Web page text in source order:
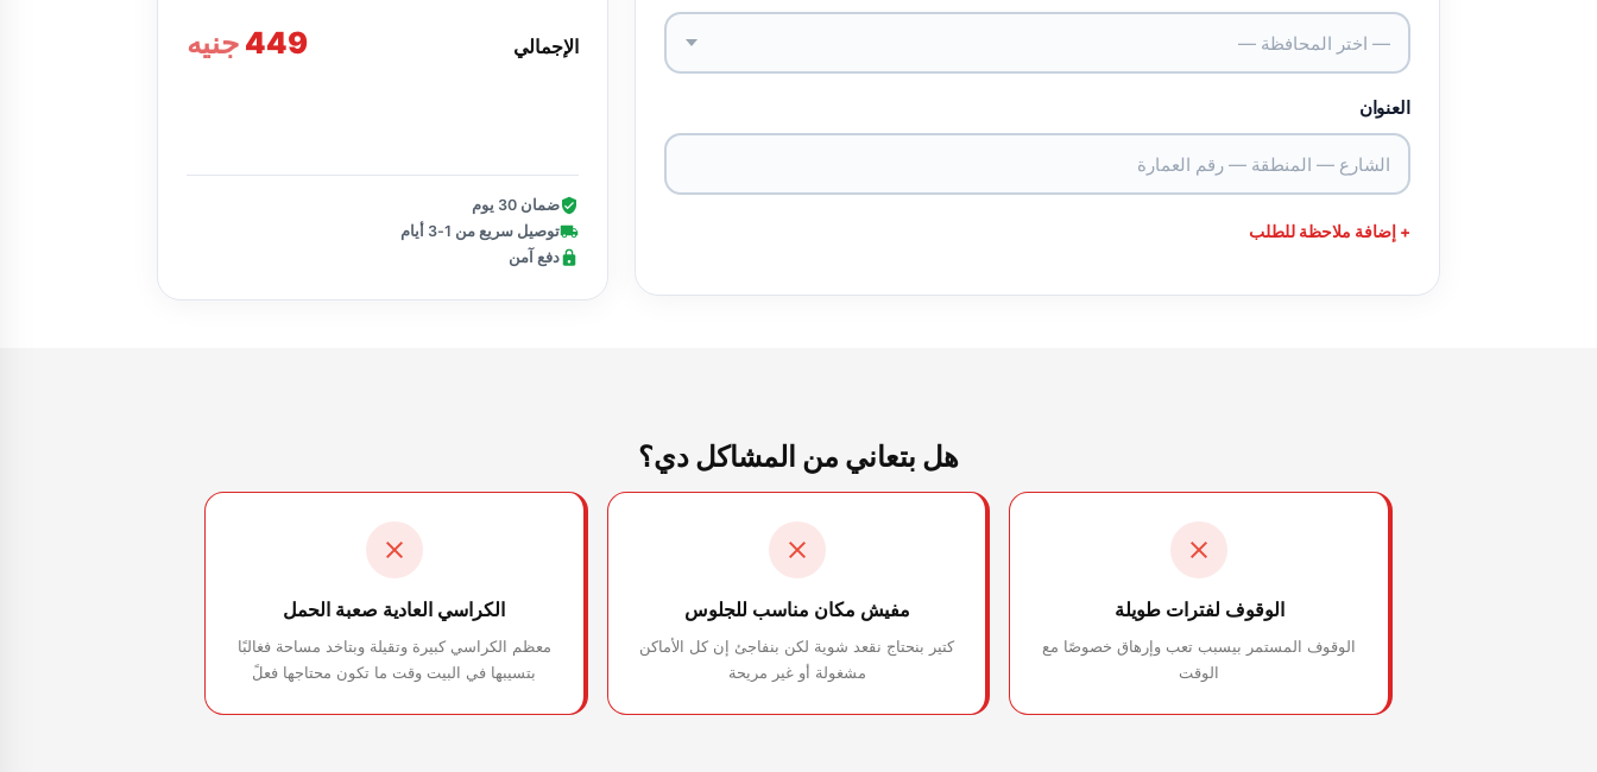
— اختر المحافظة —
العنوان
+ إضافة ملاحظة للطلب
الإجمالي 449 جنيه
ضمان 30 يوم
توصيل سريع من 1-3 أيام
دفع آمن
هل بتعاني من المشاكل دي؟
الوقوف لفترات طويلة
الوقوف المستمر بيسبب تعب وإرهاق خصوصًا مع
الوقت
مفيش مكان مناسب للجلوس
كتير بنحتاج نقعد شوية لكن بنفاجئ إن كل الأماكن
مشغولة أو غير مريحة
الكراسي العادية صعبة الحمل
معظم الكراسي كبيرة وتقيلة وبتاخد مساحة فغالبًا
بتسيبها في البيت وقت ما تكون محتاجها فعلً